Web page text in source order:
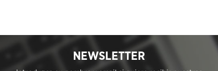
NEWSLETTER